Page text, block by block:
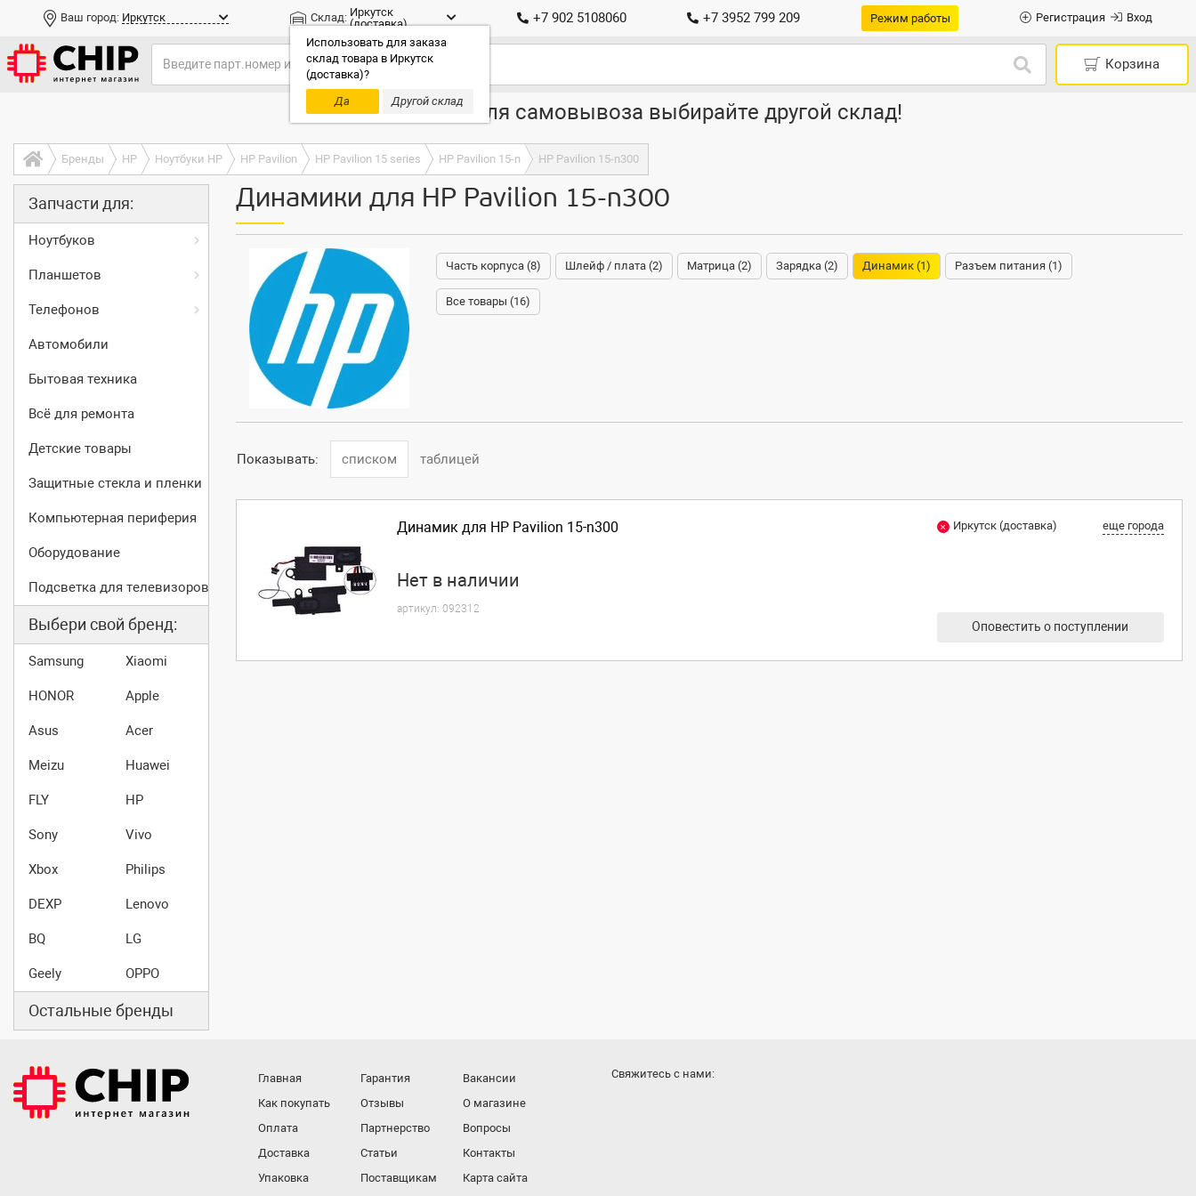
Ваш город: Иркутск Склад: Иркутск
(доставка)
Использовать для заказа
склад товара в Иркутск
(доставка)?
Да
Другой склад
+7 902 5108060 +7 3952 799 209 Режим работы Регистрация Вход
Корзина
Только доставка, для самовывоза выбирайте другой склад!
Бренды HP Ноутбуки HP HP Pavilion HP Pavilion 15 series HP Pavilion 15-n HP Pavilion 15-n300
Запчасти для:
Ноутбуков
Планшетов
Телефонов
Автомобили
Бытовая техника
Всё для ремонта
Детские товары
Защитные стекла и пленки
Компьютерная периферия
Оборудование
Подсветка для телевизоров
Выбери свой бренд:
Samsung Xiaomi
HONOR Apple
Asus Acer
Meizu Huawei
FLY HP
Sony Vivo
Xbox Philips
DEXP Lenovo
BQ LG
Geely OPPO
Остальные бренды
Динамики для HP Pavilion 15-n300
Часть корпуса (8) Шлейф / плата (2) Матрица (2) Зарядка (2) Динамик (1) Разъем питания (1)
Все товары (16)
Показывать: списком таблицей
Динамик для HP Pavilion 15-n300
Нет в наличии
артикул: 092312
Иркутск (доставка) еще города
Оповестить о поступлении
Главная
Как покупать
Оплата
Доставка
Упаковка
Гарантия
Отзывы
Партнерство
Статьи
Поставщикам
Вакансии
О магазине
Вопросы
Контакты
Карта сайта
Cвяжитесь с нами: